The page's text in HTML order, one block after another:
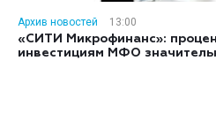
Архив новостей
13:00
«СИТИ Микрофинанс»:
инвестициям МФО